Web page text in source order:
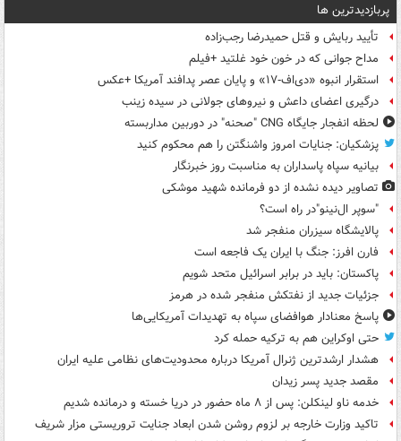
پربازدیدترین ها
تأیید ربایش و قتل حمیدرضا رجب‌زاده
مداح جوانی که در خون خود غلتید +فیلم
استقرار انبوه «دی‌اف‑۱۷» و پایان عصر پدافند آمریکا +عکس
درگیری اعضای داعش و نیروهای جولانی در سیده زینب
لحظه انفجار جایگاه CNG "صحنه" در دوربین مداربسته
پزشکیان: جنایات امروز واشنگتن را هم محکوم کنید
بیانیه سپاه پاسداران به مناسبت روز خبرنگار
تصاویر دیده‌ نشده از دو فرمانده شهید موشکی
"سوپر ال‌نینو"در راه است؟
پالایشگاه سیزران منفجر شد
فارن افرز: جنگ با ایران یک فاجعه است
پاکستان: باید در برابر اسرائیل متحد شویم
جزئیات جدید از نفتکش منفجر شده در هرمز
پاسخ معنادار هوافضای سپاه به تهدیدات آمریکایی‌ها
حتی اوکراین هم به ترکیه حمله کرد
هشدار ارشدترین ژنرال آمریکا درباره محدودیت‌های نظامی علیه ایران
مقصد جدید پسر زیدان
خدمه ناو لینکلن: پس از ۸ ماه حضور در دریا خسته و درمانده‌ شدیم
تاکید وزارت خارجه بر لزوم روشن شدن ابعاد جنایت تروریستی مزار شریف